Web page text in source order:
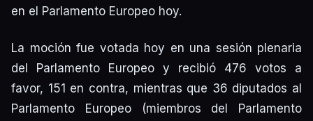
en el Parlamento Europeo hoy.
La moción fue votada hoy en una sesión plenaria
del Parlamento Europeo y recibió 476 votos a
favor, 151 en contra, mientras que 36 diputados al
Parlamento Europeo (miembros del Parlamento